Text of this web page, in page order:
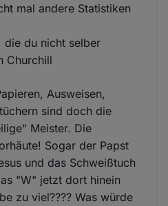
mal andere Statistiken
die du nicht selber
Churchill
Ausweisen,
sind doch die
Meister. Die
Sogar der Papst
und das Schweißtuch
"W" jetzt dort hinein
zu viel???? Was würde